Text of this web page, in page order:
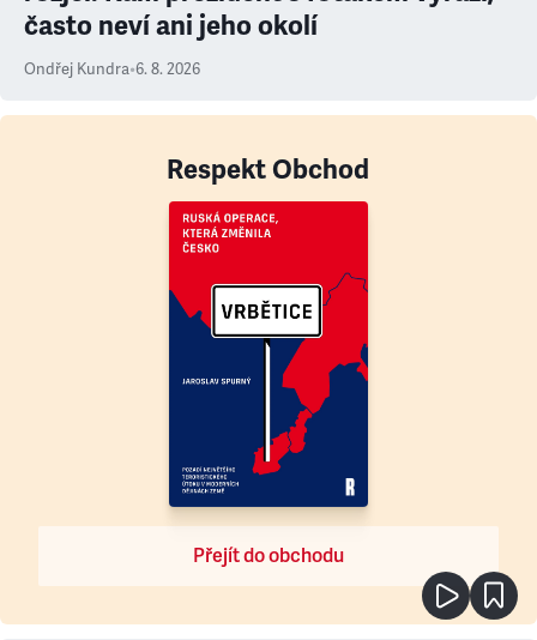
často neví ani jeho okolí
Ondřej Kundra•6. 8. 2026
Respekt Obchod
Přejít do obchodu